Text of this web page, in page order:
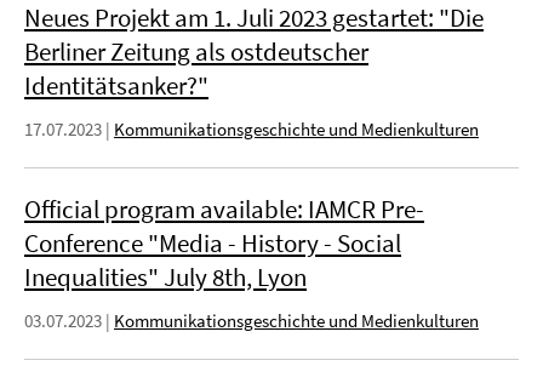
Neues Projekt am 1. Juli 2023 gestartet: "Die
Berliner Zeitung als ostdeutscher
Identitätsanker?"
17.07.2023 | Kommunikationsgeschichte und Medienkulturen
Official program available: IAMCR Pre-
Conference "Media - History - Social
Inequalities" July 8th, Lyon
03.07.2023 | Kommunikationsgeschichte und Medienkulturen